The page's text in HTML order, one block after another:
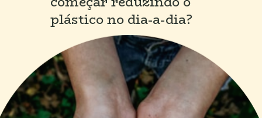
plástico no dia-a-dia?